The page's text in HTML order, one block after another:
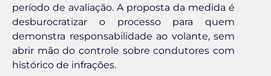
período de avaliação. A proposta da medida é
desburocratizar o processo para quem
demonstra responsabilidade ao volante, sem
abrir mão do controle sobre condutores com
histórico de infrações.